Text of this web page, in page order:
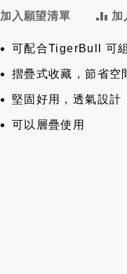
加入願望清單 加
可配合TigerBull 可
摺疊式收藏，節省空
堅固好用，透氣設計
可以層疊使用